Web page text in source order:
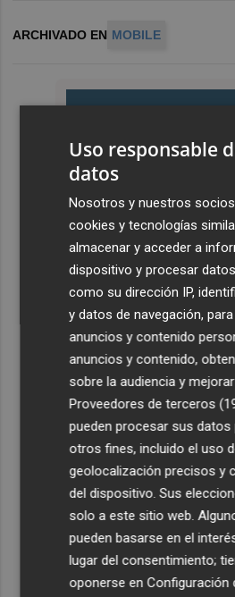
ARCHIVADO EN MOBILE
Uso responsable
datos
Nosotros y nuestros
cookies y tecnologías
almacenar y acceder a
dispositivo y procesar
como su dirección IP,
y datos de navegación,
anuncios y contenido
anuncios y contenido,
sobre la audiencia y
Proveedores de terceros
pueden procesar sus
otros fines, incluido el uso
geolocalización precisos y
del dispositivo. Sus
solo a este sitio web.
pueden basarse en el
lugar del consentimiento;
oponerse enConfiguración